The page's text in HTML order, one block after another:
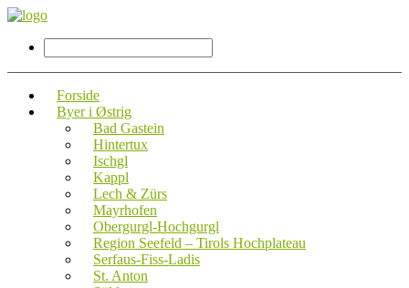
Forside
Byer i Østrig
Bad Gastein
Hintertux
Ischgl
Kappl
Lech & Zürs
Mayrhofen
Obergurgl-Hochgurgl
Region Seefeld – Tirols Hochplateau
Serfaus-Fiss-Ladis
St. Anton